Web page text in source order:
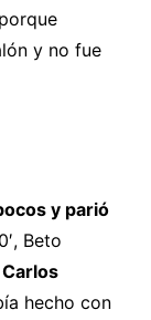
y no fue
y parió
Beto
Carlos
hecho con